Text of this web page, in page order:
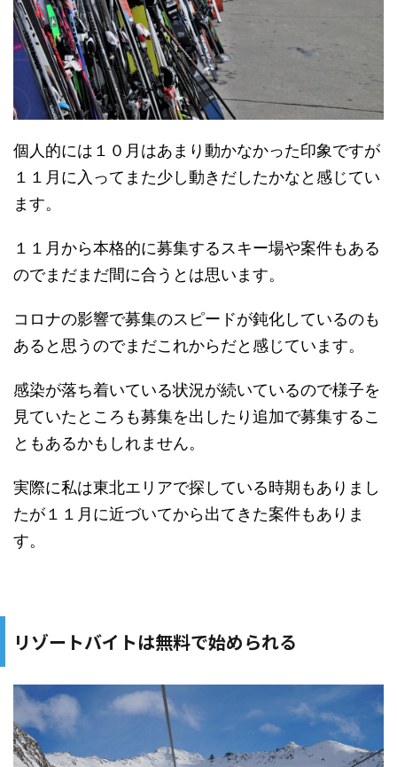
個人的には１０月はあまり動かなかった印象ですが
１１月に入ってまた少し動きだしたかなと感じてい
ます。
１１月から本格的に募集するスキー場や案件もある
のでまだまだ間に合うとは思います。
コロナの影響で募集のスピードが鈍化しているのも
あると思うのでまだこれからだと感じています。
感染が落ち着いている状況が続いているので様子を
見ていたところも募集を出したり追加で募集するこ
ともあるかもしれません。
実際に私は東北エリアで探している時期もありまし
たが１１月に近づいてから出てきた案件もありま
す。
リゾートバイトは無料で始められる